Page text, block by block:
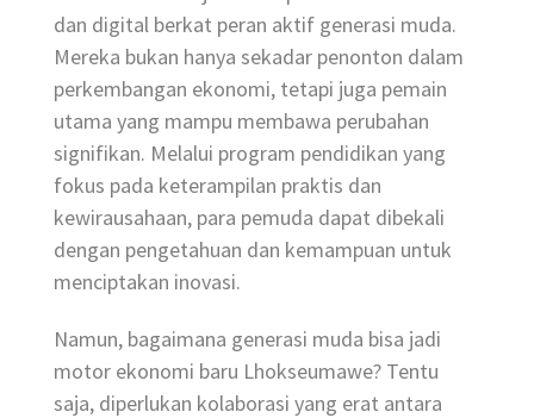
dan digital berkat peran aktif generasi muda.
Mereka bukan hanya sekadar penonton dalam
perkembangan ekonomi, tetapi juga pemain
utama yang mampu membawa perubahan
signifikan. Melalui program pendidikan yang
fokus pada keterampilan praktis dan
kewirausahaan, para pemuda dapat dibekali
dengan pengetahuan dan kemampuan untuk
menciptakan inovasi.
Namun, bagaimana generasi muda bisa jadi
motor ekonomi baru Lhokseumawe? Tentu
saja, diperlukan kolaborasi yang erat antara